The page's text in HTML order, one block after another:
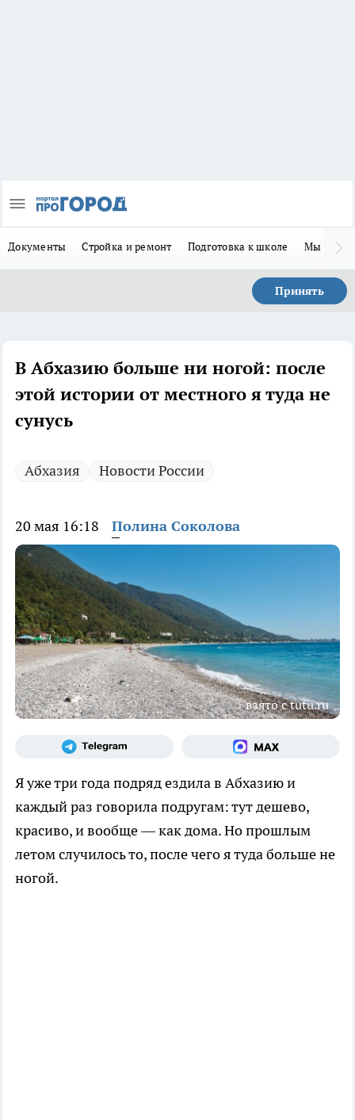
Документы Стройка и ремонт Подготовка к школе Мы в MAX
Принять
В Абхазию больше ни ногой: после
этой истории от местного я туда не
сунусь
Абхазия Новости России
20 мая 16:18 Полина Соколова
взято с tutu.ru
Я уже три года подряд ездила в Абхазию и
каждый раз говорила подругам: тут дешево,
красиво, и вообще — как дома. Но прошлым
летом случилось то, после чего я туда больше не
ногой.